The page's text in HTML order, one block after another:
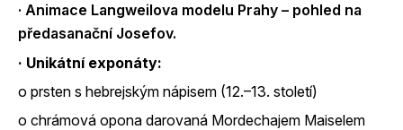
· Animace Langweilova modelu Prahy – pohled na
předasanační Josefov.
· Unikátní exponáty:
o prsten s hebrejským nápisem (12.–13. století)
o chrámová opona darovaná Mordechajem Maiselem